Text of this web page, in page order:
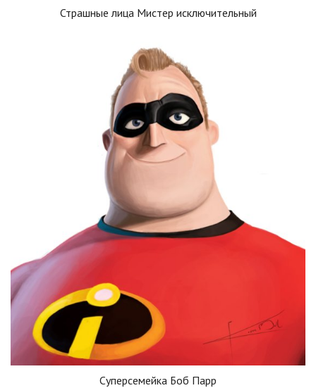
Страшные лица Мистер исключительный
Суперсемейка Боб Парр